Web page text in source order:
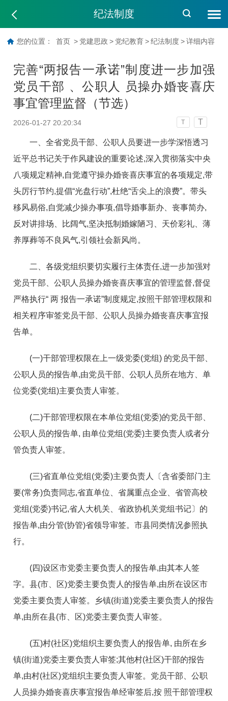
纪法制度
您的位置： 首页 > 党建思政 > 党纪教育 > 纪法制度 > 详细内容
完善“两报告一承诺”制度进一步加强
党员干部 、公职人 员操办婚丧喜庆
事宜管理监督（节选）
2026-01-27 20:20:34 T T
一、全省党员干部、公职人员要进一步学深悟透习
近平总书记关于作风建设的重要论述,深入贯彻落实中央
八项规定精神,自觉遵守操办婚丧喜庆事宜的各项规定,带
头厉行节约,提倡“光盘行动”,杜绝“舌尖上的浪费”。带头
移风易俗,自觉减少操办事项,倡导婚事新办、丧事简办,
反对讲排场、比阔气,坚决抵制婚嫁陋习、天价彩礼、薄
养厚葬等不良风气,引领社会新风尚。
二、各级党组织要切实履行主体责任,进一步加强对
党员干部、公职人员操办婚丧喜庆事宜的管理监督,督促
严格执行“ 两 报告一承诺”制度规定,按照干部管理权限和
相关程序审签党员干部、公职人员操办婚丧喜庆事宜报
告单。
(一)干部管理权限在上一级党委(党组) 的党员干部、
公职人员的报告单,由党员干部、公职人员所在地方、单
位党委(党组)主要负责人审签。
(二)干部管理权限在本单位党组(党委)的党员干部、
公职人员的报告单, 由单位党组(党委)主要负责人或者分
管负责人审签。
(三)省直单位党组(党委)主要负责人〔含省委部门主
要(常务)负责同志,省直单位、省属重点企业、省管高校
党组(党委)书记,省人大机关、省政协机关党组书记〕的
报告单,由分管(协管)省领导审签。市县同类情况参照执
行。
(四)设区市党委主要负责人的报告单,由其本人签
字。县(市、区)党委主要负责人的报告单,由所在设区市
党委主要负责人审签。乡镇(街道)党委主要负责人的报告
单,由所在县(市、区)党委主要负责人审签。
(五)村(社区)党组织主要负责人的报告单, 由所在乡
镇(街道)党委主要负责人审签;其他村(社区)干部的报告
单,由村(社区)党组织主要负责人审签。党员干部、公职
人员操办婚丧喜庆事宜报告单经审签后,按 照干部管理权